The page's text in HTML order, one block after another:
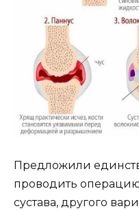
Предложили
проводить
сустава, другого